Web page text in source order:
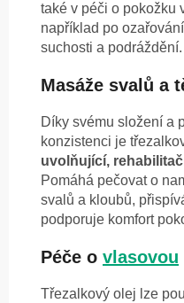
také v péči o pokožku
například po
suchosti a podráždění.
Masáže svalů a
Díky svému složení a
konzistenci je
uvolňující,
Pomáhá pečovat o
svalů a kloubů,
podporuje komfort
Péče o vlasovou
Třezalkový olej lze